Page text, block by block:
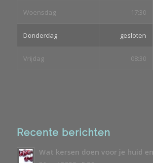
Woensdag 17:30
Donderdag gesloten
Vrijdag 08:30
Recente berichten
Wat kersen doen voor je huid